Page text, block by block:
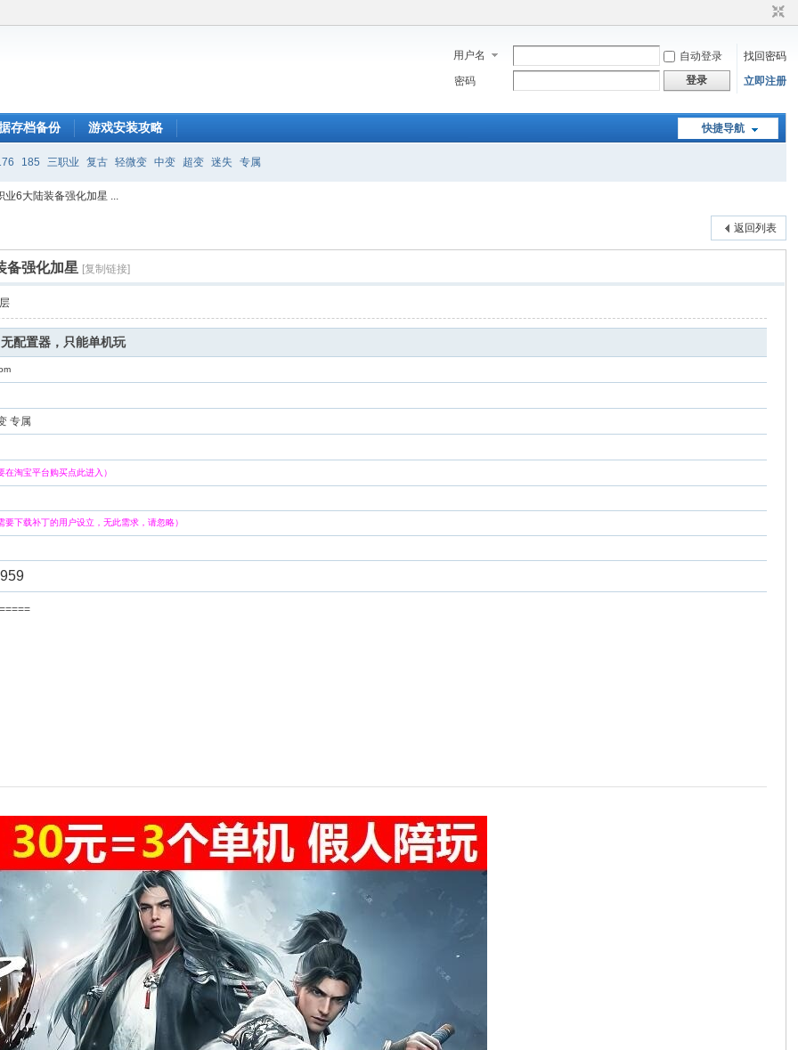
用户名 自动登录
找回密码
密码
登录 立即注册
快捷导航
存档备份 游戏安装攻略
185 三职业 复古 轻微变 中变 超变 迷失 专属
业6大陆装备强化加星 ...
返回列表
备强化加星 [复制链接]
配置器，只能单机玩
专属
在淘宝平台购买点此进入）
要下载补丁的用户设立，无此需求，请忽略）